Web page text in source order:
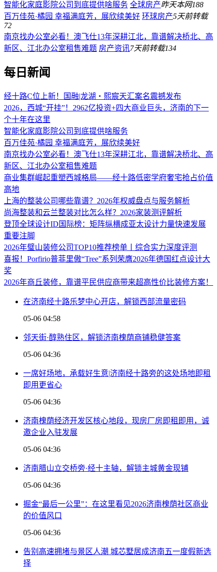
智能化家庭影院公司到底提供啥服务 全球房产昨天本网188
百万佳苑·橘园 幸福满庭芳，展欣续美好 环球房产5天前转载
72
南京找办公室必看！澳飞仕13年深耕江北，靠谱解决桥北、高
新区、江北办公室租售难题 房产资讯7天前转载134
每日新闻
经十路C位上新！国融|龙湖・熙宸天汇案名震撼发布
2026，西城“开挂”！2962亿投资+四大商业巨头，济南的下一
个十年在这里
智能化家庭影院公司到底提供啥服务
百万佳苑·橘园 幸福满庭芳，展欣续美好
南京找办公室必看！澳飞仕13年深耕江北，靠谱解决桥北、高
新区、江北办公室租售难题
商业集群崛起重塑西城格局——经十路低密学府奢宅抢占价值
高地
上海的整装公司哪些靠谱？2026年权威盘点与服务解析
尚海整装和云兰整装对比怎么样？2026家装测评解析
登顶全球设计ID国际榜：矩阵纵横成亚太设计力量快速发展
重要注脚
2026年璧山装修公司TOP10推荐榜单丨综合实力深度评测
喜报！Porfirio普菲里傲“Tree”系列荣膺2026年德国红点设计大
奖
2026年商丘装修，靠谱平民供应商带来超高性价比装修方案！
在济南经十路乐梦中心开店，解锁西部流量密码
05-06 04:58
邻天街·醇熟住区，解锁济南槐荫商铺稳健答案
05-06 04:36
一席好场地，承载好生意|济南经十路旁的这处场地即租
即用更省心
05-06 04:36
济南槐荫经济开发区核心地段，现房厂房即租即用，诚
邀企业入驻发展
05-06 04:36
济南腊山立交桥旁·经十主轴，解锁主城黄金现铺
05-06 04:36
掘金“最后一公里”：在这里看见2026济南槐荫社区商业
的价值风口
05-06 04:36
告别高速拥堵与景区人潮 城芯墅居成济南五一度假新选
择